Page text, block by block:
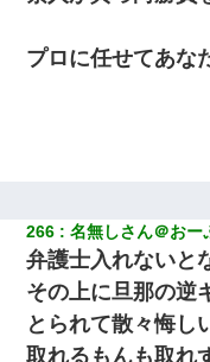
【身体で払わせて】女友
ださい……」俺「いいよ
童貞俺、宅飲みした女
夫の友達がBBQを定期
女性側のリーダーみたい
プロに任せてあな
266 名無しさん＠おー
弁護士入れないと
その上に旦那の逆
とられて散々悔し
取れるもんも取れ